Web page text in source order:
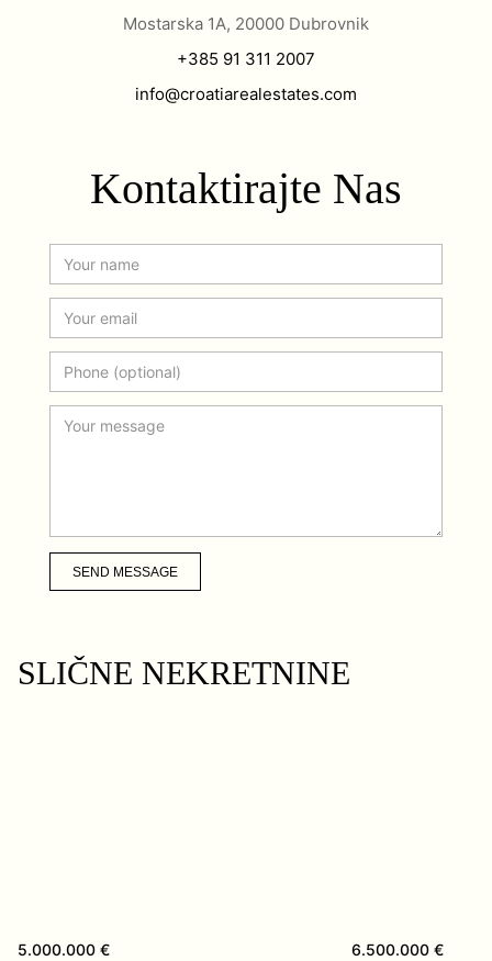
Mostarska 1A, 20000 Dubrovnik
+385 91 311 2007
info@croatiarealestates.com
Kontaktirajte Nas
SEND MESSAGE
SLIČNE NEKRETNINE
5.000.000 €
6.500.000 €